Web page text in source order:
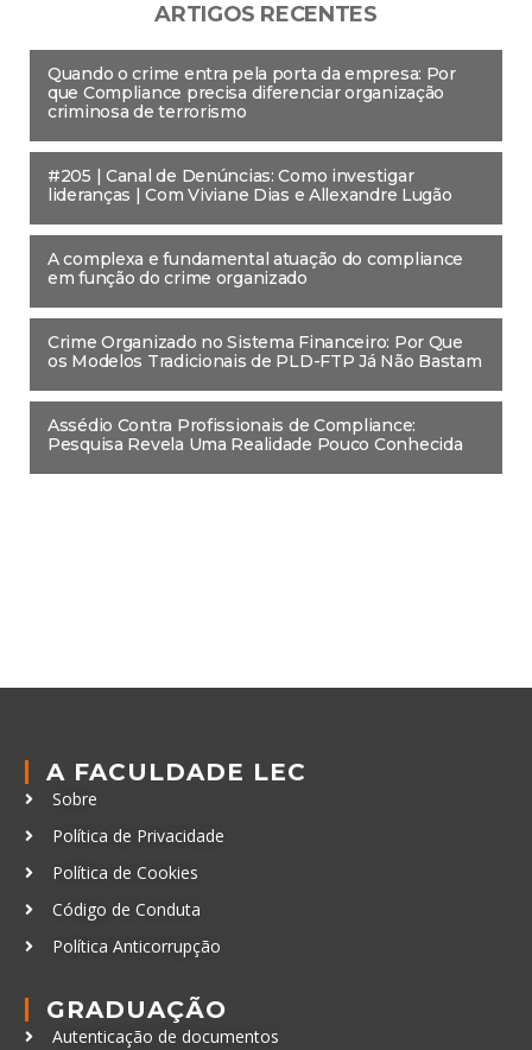
ARTIGOS RECENTES
Quando o crime entra pela porta da empresa: Por
que Compliance precisa diferenciar organização
criminosa de terrorismo
#205 | Canal de Denúncias: Como investigar
lideranças | Com Viviane Dias e Allexandre Lugão
A complexa e fundamental atuação do compliance
em função do crime organizado
Crime Organizado no Sistema Financeiro: Por Que
os Modelos Tradicionais de PLD-FTP Já Não Bastam
Assédio Contra Profissionais de Compliance:
Pesquisa Revela Uma Realidade Pouco Conhecida
A FACULDADE LEC
Sobre
Política de Privacidade
Política de Cookies
Código de Conduta
Política Anticorrupção
GRADUAÇÃO
Autenticação de documentos